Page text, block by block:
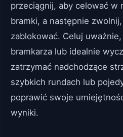
przeciągnij, aby celować w
bramki, a następnie
zablokować. Celuj
bramkarza lub idealnie
zatrzymać nadchodzące
szybkich rundach lub
poprawić swoje
wyniki.